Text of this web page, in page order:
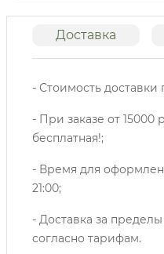
Доставка
- Стоимость доставки
- При заказе от 15000
бесплатная!;
- Время для
21:00;
- Доставка за
согласно тарифам.